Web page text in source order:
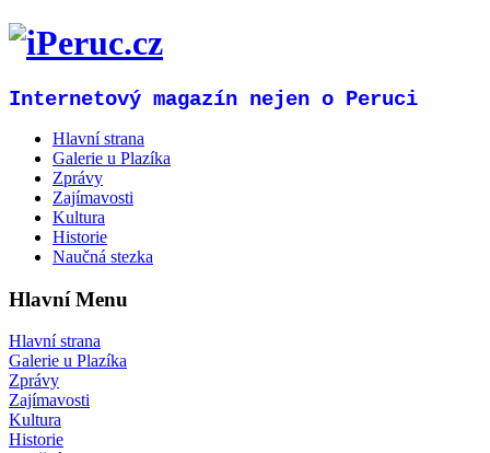
Internetový magazín nejen o Peruci
Hlavní strana
Galerie u Plazíka
Zprávy
Zajímavosti
Kultura
Historie
Naučná stezka
Hlavní Menu
Hlavní strana
Galerie u Plazíka
Zprávy
Zajímavosti
Kultura
Historie